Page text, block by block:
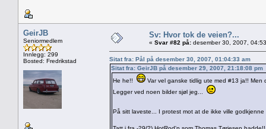
GeirJB
Seniormedlem
Innlegg: 299
Bosted: Fredrikstad
Sv: Hvor tok de veien?...
« Svar #82 på: desember 30, 2007,
Sitat fra: Pål på desember 30, 2007, 01:04:33 am
Sitat fra: GeirJB på desember 29, 2007, 21:18:08 pm
He he!!
Var vel ganske tidlig ute med #13 ja!!
Legger ved noen bilder sjøl jeg...
På sitt laveste... I protest mot at de ikke ville